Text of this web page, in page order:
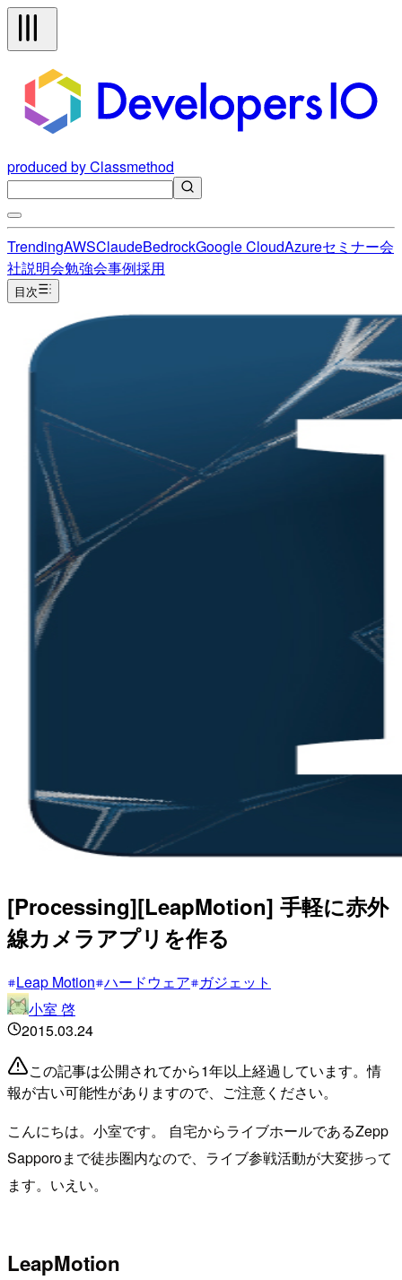
produced by Classmethod
TrendingAWSClaudeBedrockGoogle CloudAzureセミナー会
社説明会勉強会事例採用
目次
[Processing][LeapMotion] 手軽に赤外
線カメラアプリを作る
Leap Motion ハードウェア ガジェット
小室 啓
2015.03.24
この記事は公開されてから1年以上経過しています。情
報が古い可能性がありますので、ご注意ください。
こんにちは。小室です。 自宅からライブホールであるZepp
Sapporoまで徒歩圏内なので、ライブ参戦活動が大変捗って
ます。いえい。
LeapMotion